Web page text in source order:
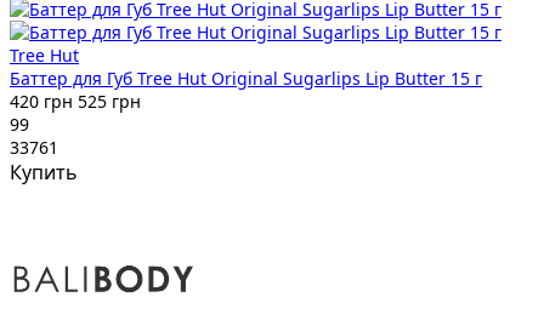
Tree Hut
Баттер для Губ Tree Hut Original Sugarlips Lip Butter 15 г
420 грн 525 грн
99
33761
Купить